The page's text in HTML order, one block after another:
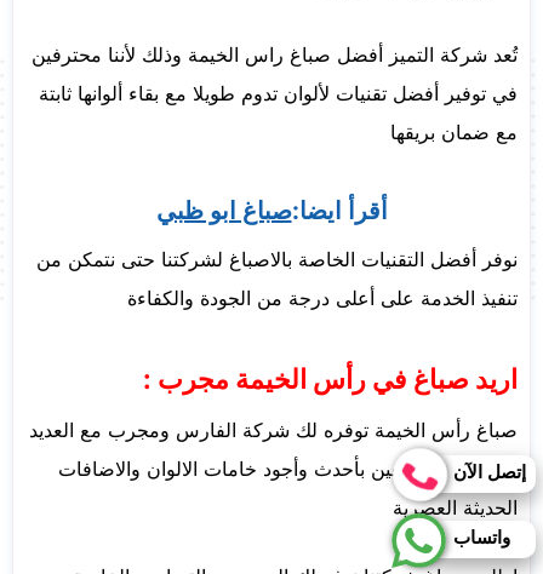
تُعد شركة التميز أفضل صباغ راس الخيمة وذلك لأننا محترفين
في توفير أفضل تقنيات لألوان تدوم طويلا مع بقاء ألوانها ثابتة
مع ضمان بريقها
أقرأ ايضا:صباغ ابو ظبي
نوفر أفضل التقنيات الخاصة بالاصباغ لشركتنا حتى نتمكن من
تنفيذ الخدمة على أعلى درجة من الجودة والكفاءة
اريد صباغ في رأس الخيمة مجرب :
صباغ رأس الخيمة توفره لك شركة الفارس ومجرب مع العديد
من الألوان نستعين بأحدث وأجود خامات الالوان والاضافات
الحديثة العصرية
واتساب
إتصل الآن